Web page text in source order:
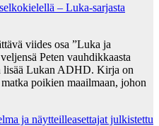
– Luka-sarjasta
viides osa ”Luka ja
Peten vauhdikkaasta
lisää Lukan ADHD. Kirja on
poikien maailmaan, johon
ja näytteilleasettajat julkistettu